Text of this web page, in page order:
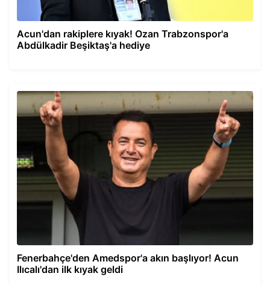
Acun'dan rakiplere kıyak! Ozan Trabzonspor'a
Abdülkadir Beşiktaş'a hediye
Fenerbahçe'den Amedspor'a akın başlıyor! Acun
Ilıcalı'dan ilk kıyak geldi